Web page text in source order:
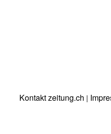
Kontakt zeitung.ch |